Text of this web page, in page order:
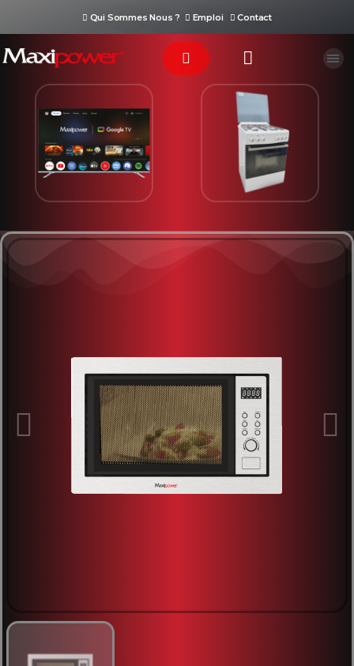
Qui Sommes Nous ? Emploi Contact